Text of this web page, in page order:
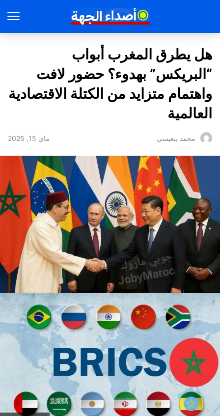
هل يطرق المغرب أبواب
“البريكس” بهدوء؟ حضور لافت
واهتمام متزايد من الكتلة الاقتصادية
العالمية
محمد بنعيسى ماي 15, 2025